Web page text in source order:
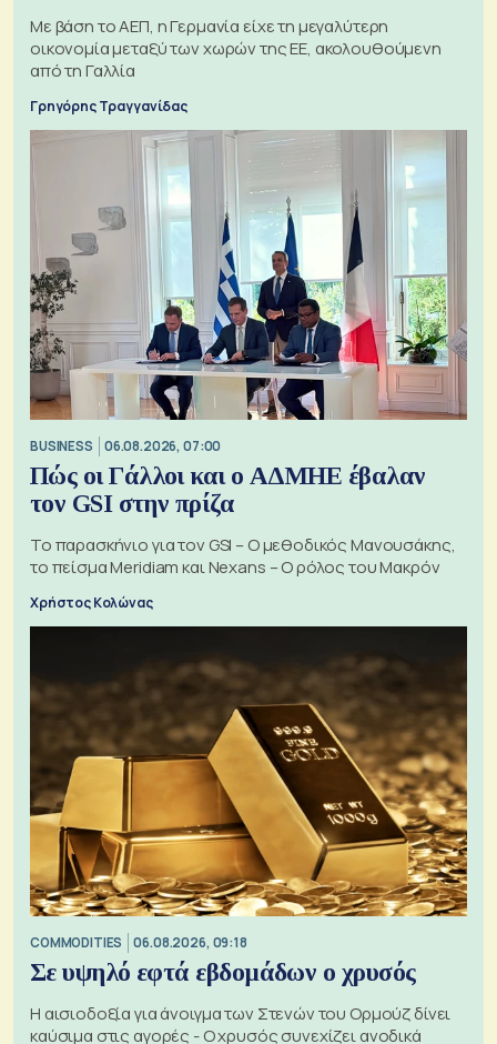
Με βάση το ΑΕΠ, η Γερμανία είχε τη μεγαλύτερη
οικονομία μεταξύ των χωρών της ΕΕ, ακολουθούμενη
από τη Γαλλία
Γρηγόρης Τραγγανίδας
BUSINESS 06.08.2026, 07:00
Πώς οι Γάλλοι και ο ΑΔΜΗΕ έβαλαν
τον GSI στην πρίζα
Το παρασκήνιο για τον GSI – Ο μεθοδικός Μανουσάκης,
το πείσμα Meridiam και Nexans – Ο ρόλος του Μακρόν
Χρήστος Κολώνας
COMMODITIES 06.08.2026, 09:18
Σε υψηλό εφτά εβδομάδων ο χρυσός
Η αισιοδοξία για άνοιγμα των Στενών του Ορμούζ δίνει
καύσιμα στις αγορές - Ο χρυσός συνεχίζει ανοδικά